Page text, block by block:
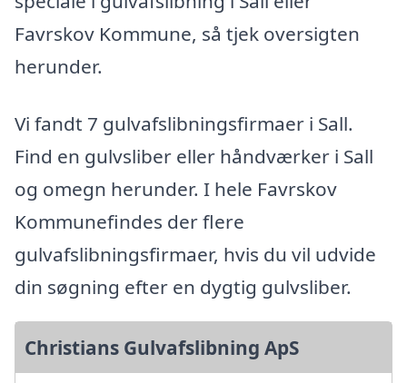
Favrskov Kommune, så tjek oversigten
herunder.
Vi fandt 7 gulvafslibningsfirmaer i Sall.
Find en gulvsliber eller håndværker i Sall
og omegn herunder. I hele Favrskov
Kommunefindes der flere
gulvafslibningsfirmaer, hvis du vil udvide
din søgning efter en dygtig gulvsliber.
Christians Gulvafslibning ApS